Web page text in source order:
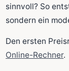
sinnvoll? So
sondern ein
Den ersten
Online-Rechner.